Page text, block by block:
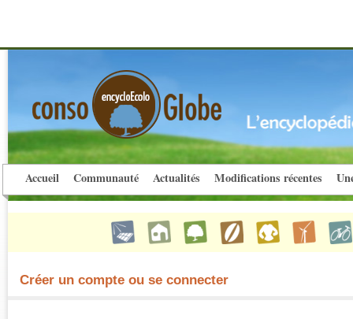
Accueil Communauté Actualités Modifications récentes
Créer un compte ou se connecter